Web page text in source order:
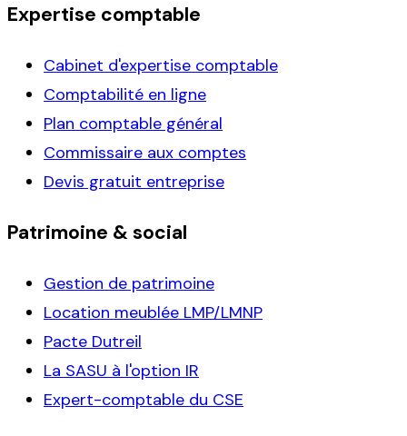
Expertise comptable
Cabinet d'expertise comptable
Comptabilité en ligne
Plan comptable général
Commissaire aux comptes
Devis gratuit entreprise
Patrimoine & social
Gestion de patrimoine
Location meublée LMP/LMNP
Pacte Dutreil
La SASU à l'option IR
Expert-comptable du CSE